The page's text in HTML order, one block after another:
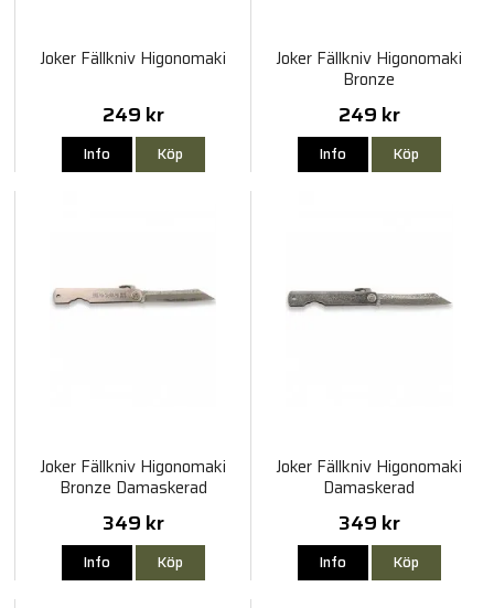
Joker Fällkniv Higonomaki
249 kr
Info Köp
Joker Fällkniv Higonomaki
Bronze
249 kr
Info Köp
Joker Fällkniv Higonomaki
Bronze Damaskerad
349 kr
Info Köp
Joker Fällkniv Higonomaki
Damaskerad
349 kr
Info Köp